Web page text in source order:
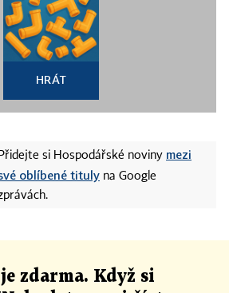
HRÁT
Přidejte si Hospodářské noviny mezi
oblíbené tituly na Google
je zdarma. Když si